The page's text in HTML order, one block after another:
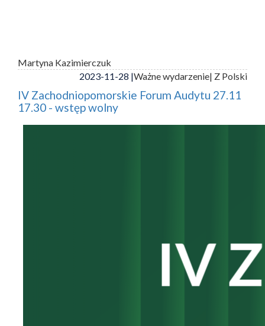
Martyna Kazimierczuk
2023-11-28 |Ważne wydarzenie| Z Polski
IV Zachodniopomorskie Forum Audytu 27.11
17.30 - wstęp wolny